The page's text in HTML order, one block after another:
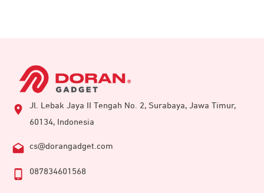
Jl. Lebak Jaya II Tengah No. 2, Surabaya, Jawa Timur,
60134, Indonesia
cs@dorangadget.com
087834601568